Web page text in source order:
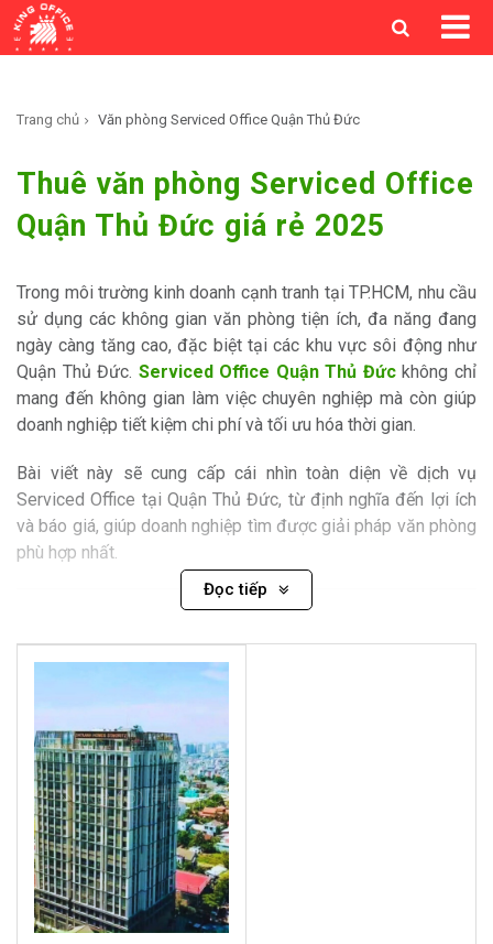
Trang chủ Văn phòng Serviced Office Quận Thủ Đức
Thuê văn phòng Serviced Office
Quận Thủ Đức giá rẻ 2025
Trong môi trường kinh doanh cạnh tranh tại TP.HCM, nhu cầu
sử dụng các không gian văn phòng tiện ích, đa năng đang
ngày càng tăng cao, đặc biệt tại các khu vực sôi động như
Quận Thủ Đức. Serviced Office Quận Thủ Đứckhông chỉ
mang đến không gian làm việc chuyên nghiệp mà còn giúp
doanh nghiệp tiết kiệm chi phí và tối ưu hóa thời gian.
Bài viết này sẽ cung cấp cái nhìn toàn diện về dịch vụ
Serviced Office tại Quận Thủ Đức, từ định nghĩa đến lợi ích
và báo giá, giúp doanh nghiệp tìm được giải pháp văn phòng
phù hợp nhất.
Đọc tiếp